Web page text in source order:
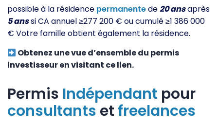
possible à la résidence permanentede20 ansaprès
5 anssi CA annuel ≥277 200 € ou cumulé ≥1 386 000
€ Votre famille obtient également la résidence.
Obtenez une vue d’ensemble du permis
investisseur en visitant ce lien.
Permis Indépendant pour
consultants et freelances